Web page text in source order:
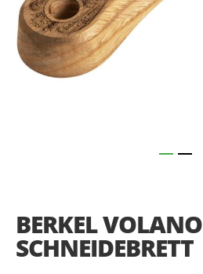
BERKEL VOLANO
SCHNEIDEBRETT
beginning
of
the